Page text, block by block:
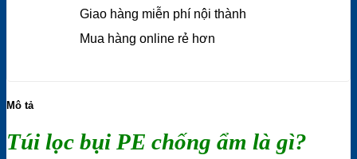
Giao hàng miễn phí nội thành
Mua hàng online rẻ hơn
Mô tả
Túi lọc bụi PE chống ẩm là gì?